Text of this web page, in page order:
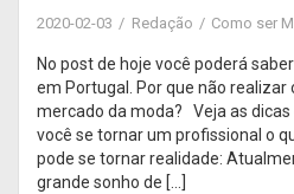
2020-02-03 Redação Como ser
No post de hoje você poderá
em Portugal. Por que não realizar
mercado da moda? Veja as
você se tornar um profissional o
pode se tornar realidade:
grande sonho de […]